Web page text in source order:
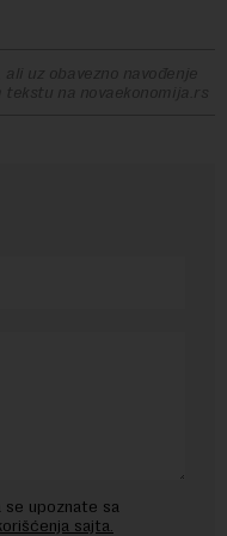
uz obavezno navođenje
na novaekonomija.rs
se upoznate sa
sajta.